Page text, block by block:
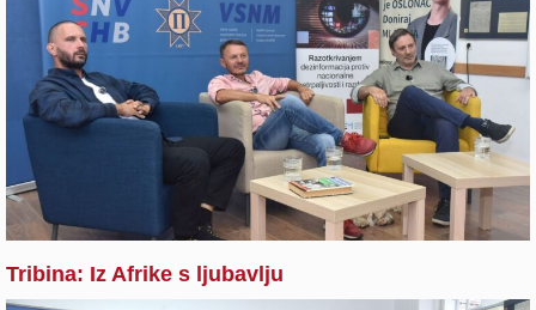
Tribina: Iz Afrike s ljubavlju